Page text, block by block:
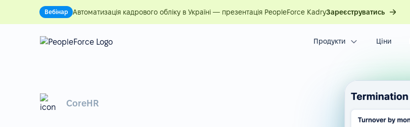
Вебінар Автоматизація кадрового обліку в Україні — презентація PeopleForce KadryЗареєструватись
Продукти Ціни
CoreHR